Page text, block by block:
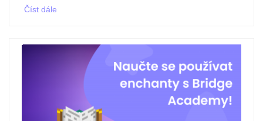
Číst dále